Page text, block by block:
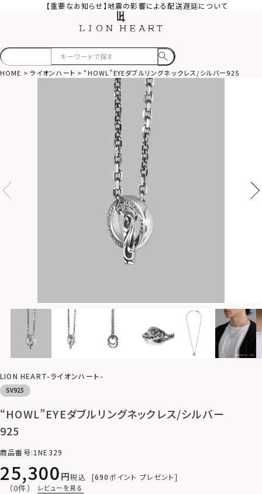
【重要なお知らせ】地震の影響による配送遅延について
HOME ライオンハート “HOWL”EYEダブルリングネックレス/シルバー925
LION HEART-ライオンハート-
SV925
“HOWL”EYEダブルリングネックレス/シルバー
925
商品番号 1NE329
25,300 税込 690ポイント プレゼント
（0件） レビューを見る